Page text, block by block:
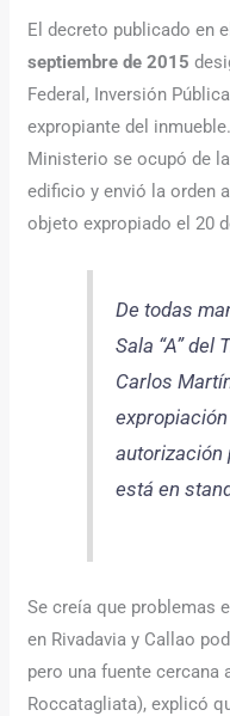
El decreto publicado en el
septiembre de 2015
Federal, Inversión
expropiante del
Ministerio se ocupó de
edificio y envió la orden
objeto expropiado el 20
De todas
Sala “A” del
Carlos
autorización
está en
Se creía que problemas
en Rivadavia y Callao
pero una fuente cercana
Roccatagliata), explicó